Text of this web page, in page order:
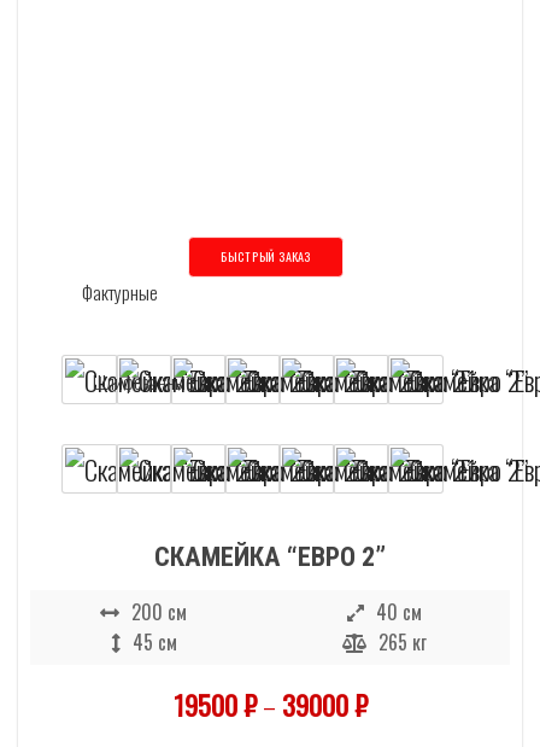
БЫСТРЫЙ ЗАКАЗ
СКАМЕЙКА “ЕВРО 2”
200 см
40 см
45 см
265 кг
19500₽– 39000₽